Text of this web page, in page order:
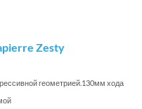
Zesty
геометрией.130мм хода